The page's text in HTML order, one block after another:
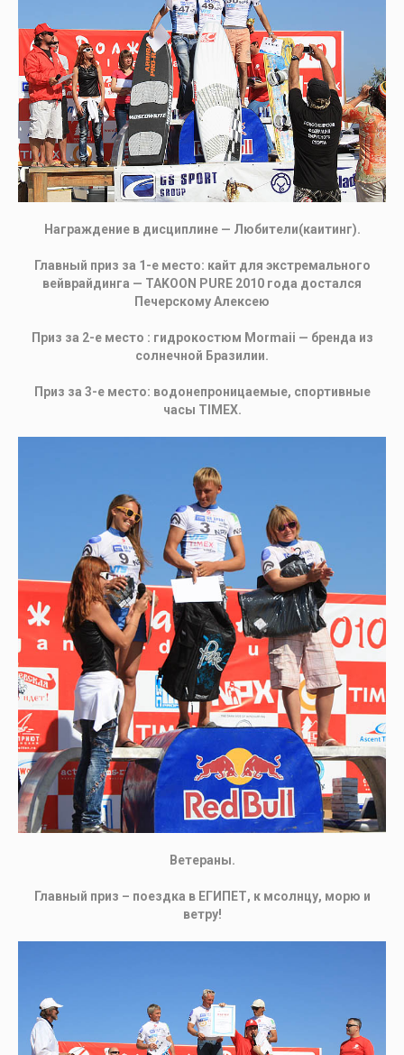
Награждение в дисциплине — Любители(каитинг).
Главный приз за 1-е место: кайт для экстремального
вейврайдинга — TAKOON PURE 2010 года достался
Печерскому Алексею
Приз за 2-е место : гидрокостюм Mormaii — бренда из
солнечной Бразилии.
Приз за 3-е место: водонепроницаемые, спортивные
часы TIMEX.
Ветераны.
Главный приз – поездка в ЕГИПЕТ, к мсолнцу, морю и
ветру!